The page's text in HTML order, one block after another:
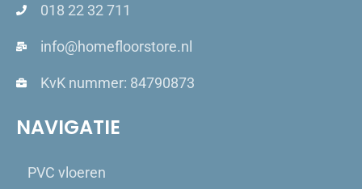
018 22 32 711
info@homefloorstore.nl
KvK nummer: 84790873
NAVIGATIE
PVC vloeren